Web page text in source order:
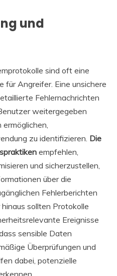
und
sind oft eine
Angreifer. Eine unsichere
Fehlernachrichten
weitergegeben
zu identifizieren. Die
empfehlen,
und sicherzustellen,
über die
Fehlerberichten
sollten Protokolle
Ereignisse
sensible Daten
Überprüfungen und
dabei, potenzielle